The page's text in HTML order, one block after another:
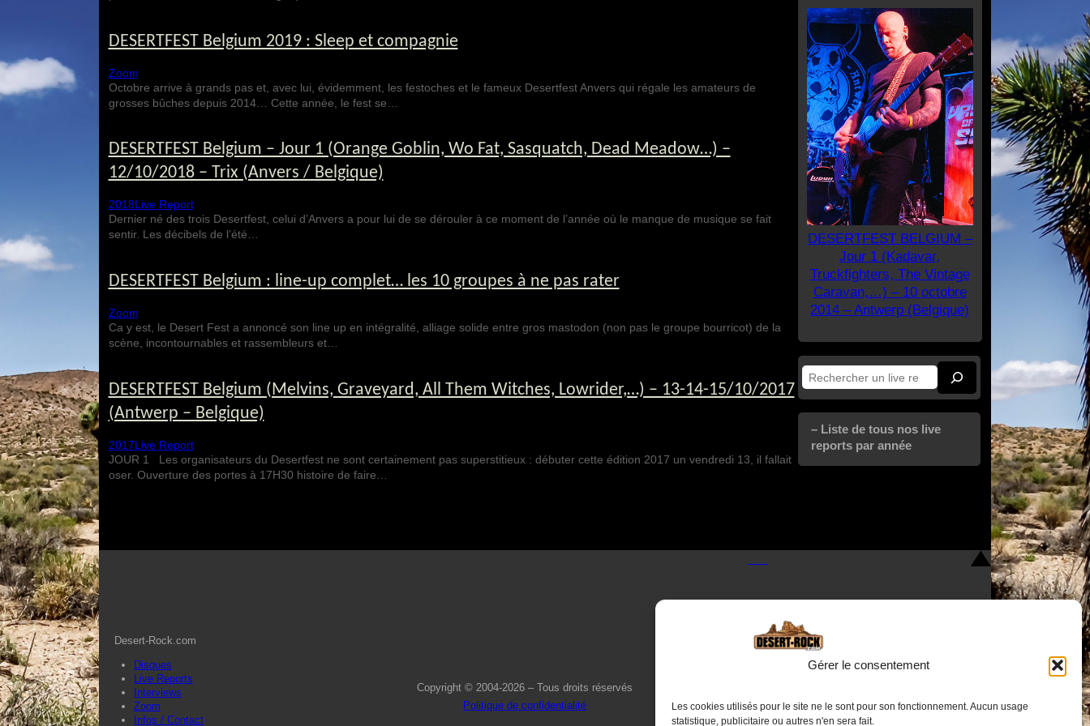
Gérer le consentement
Les cookies utilisés pour le site ne le sont pour son fonctionnement. Aucun usage
statistique, publicitaire ou autres n'en sera fait.
DESERTFEST Belgium 2019 : Sleep et compagnie
Zoom
Octobre arrive à grands pas et, avec lui, évidemment, les festoches et le fameux Desertfest Anvers qui régale les amateurs de
grosses bûches depuis 2014… Cette année, le fest se…
DESERTFEST Belgium – Jour 1 (Orange Goblin, Wo Fat, Sasquatch, Dead Meadow…) –
12/10/2018 – Trix (Anvers / Belgique)
2018Live Report
Dernier né des trois Desertfest, celui d’Anvers a pour lui de se dérouler à ce moment de l’année où le manque de musique se fait
sentir. Les décibels de l’été…
DESERTFEST Belgium : line-up complet… les 10 groupes à ne pas rater
Zoom
Ca y est, le Desert Fest a annoncé son line up en intégralité, alliage solide entre gros mastodon (non pas le groupe bourricot) de la
scène, incontournables et rassembleurs et…
DESERTFEST Belgium (Melvins, Graveyard, All Them Witches, Lowrider,…) – 13-14-15/10/2017
(Antwerp – Belgique)
2017Live Report
JOUR 1 Les organisateurs du Desertfest ne sont certainement pas superstitieux : débuter cette édition 2017 un vendredi 13, il fallait
oser. Ouverture des portes à 17H30 histoire de faire…
DESERTFEST BELGIUM –
Jour 1 (Kadavar,
Truckfighters, The Vintage
Caravan,…) – 10 octobre
2014 – Antwerp (Belgique)
Rechercher
– Liste de tous nos live
reports par année
Desert-Rock.com
Disques
Live Reports
Interviews
Zoom
Infos / Contact
Copyright © 2004-2026 – Tous droits réservés
Politique de confidentialité
Nous contacter